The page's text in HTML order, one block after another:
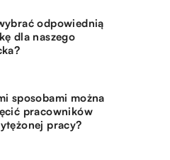
odpowiednią
dla naszego
sposobami można
pracowników
pracy?